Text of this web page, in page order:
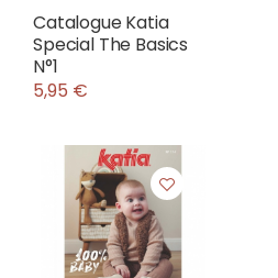
Catalogue Katia
Special The Basics
N°1
5,95 €